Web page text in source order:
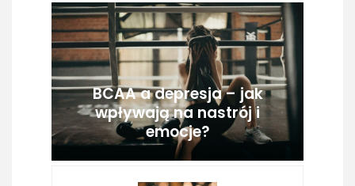
BCAA a depresja – jak
wpływają na nastrój i
emocje?